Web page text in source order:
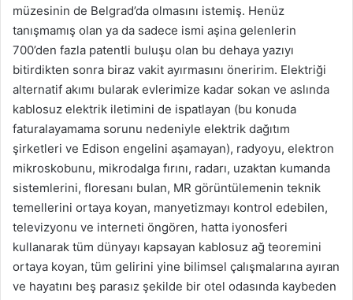
müzesinin de Belgrad’da olmasını istemiş. Henüz
tanışmamış olan ya da sadece ismi aşina gelenlerin
700’den fazla patentli buluşu olan bu dehaya yazıyı
bitirdikten sonra biraz vakit ayırmasını öneririm. Elektriği
alternatif akımı bularak evlerimize kadar sokan ve aslında
kablosuz elektrik iletimini de ispatlayan (bu konuda
faturalayamama sorunu nedeniyle elektrik dağıtım
şirketleri ve Edison engelini aşamayan), radyoyu, elektron
mikroskobunu, mikrodalga fırını, radarı, uzaktan kumanda
sistemlerini, floresanı bulan, MR görüntülemenin teknik
temellerini ortaya koyan, manyetizmayı kontrol edebilen,
televizyonu ve interneti öngören, hatta iyonosferi
kullanarak tüm dünyayı kapsayan kablosuz ağ teoremini
ortaya koyan, tüm gelirini yine bilimsel çalışmalarına ayıran
ve hayatını beş parasız şekilde bir otel odasında kaybeden